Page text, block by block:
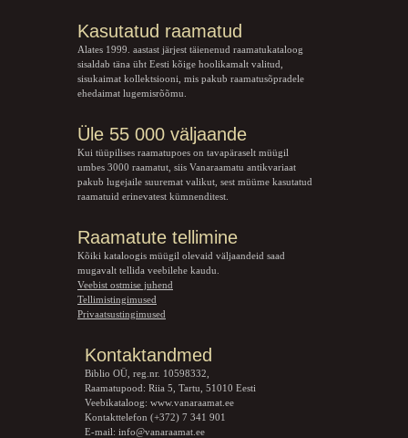
Kasutatud raamatud
Alates 1999. aastast järjest täienenud raamatukataloog
sisaldab täna üht Eesti kõige hoolikamalt valitud,
sisukaimat kollektsiooni, mis pakub raamatusõpradele
ehedaimat lugemisrõõmu.
Üle 55 000 väljaande
Kui tüüpilises raamatupoes on tavapäraselt müügil
umbes 3000 raamatut, siis Vanaraamatu antikvariaat
pakub lugejaile suuremat valikut, sest müüme kasutatud
raamatuid erinevatest kümnenditest.
Raamatute tellimine
Kõiki kataloogis müügil olevaid väljaandeid saad
mugavalt tellida veebilehe kaudu.
Veebist ostmise juhend
Tellimistingimused
Privaatsustingimused
Kontaktandmed
Biblio OÜ, reg.nr. 10598332,
Raamatupood: Riia 5, Tartu, 51010 Eesti
Veebikataloog: www.vanaraamat.ee
Kontakttelefon (+372) 7 341 901
E-mail: info@vanaraamat.ee